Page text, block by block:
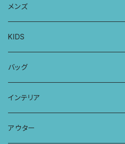
バブーチャ
ビルヘンワンピース
半袖ワンピース
ヨガトップ
カシュクールブラ
ショーツ
プレーンショーツ
ボンバチャショーツ
リボンシュシュ
シュシュ
ヘアターバン
三つ編み紐
メンズ
メンズボクサー
パンツ
トップス
KIDS
KIDS 羽根つきTシャツ
KIDS Tシャツ
KIDS ロングスリーブトップス
バッグ
PCケース
マルシェバッグ
インテリア
カーテン
アウター